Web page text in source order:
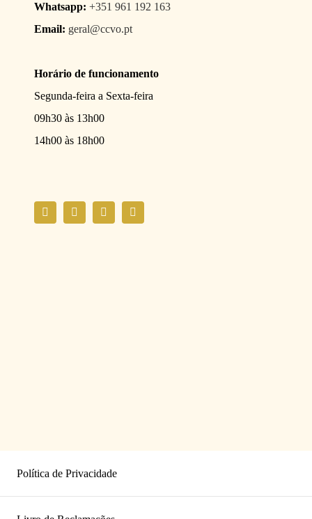
Política de Privacidade
Whatsapp: +351 961 192 163
Email: geral@ccvo.pt
Horário de funcionamento
Segunda-feira a Sexta-feira
09h30 às 13h00
14h00 às 18h00